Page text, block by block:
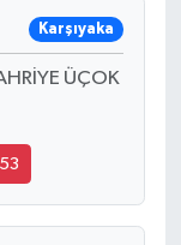
Karşıyaka
ÜÇOK